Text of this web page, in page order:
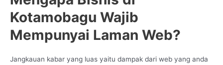
Kotamobagu Wajib
Mempunyai Laman Web?
Jangkauan kabar yang luas yaitu dampak dari web yang anda